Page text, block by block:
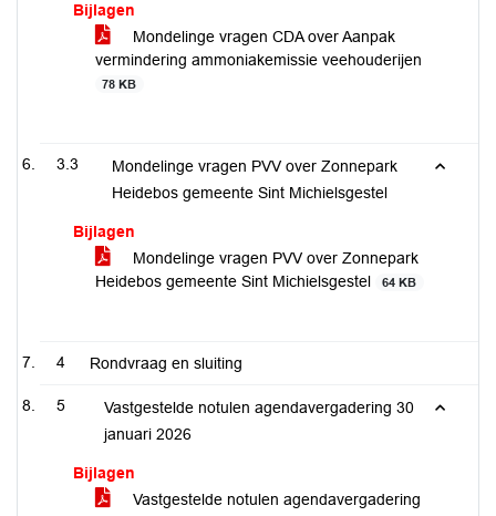
Bijlagen
Mondelinge vragen CDA over Aanpak
vermindering ammoniakemissie veehouderijen
78 KB
3.3
Mondelinge vragen PVV over Zonnepark
Heidebos gemeente Sint Michielsgestel
Bijlagen
Mondelinge vragen PVV over Zonnepark
Heidebos gemeente Sint Michielsgestel
64 KB
4 Rondvraag en sluiting
5
Vastgestelde notulen agendavergadering 30
januari 2026
Bijlagen
Vastgestelde notulen agendavergadering